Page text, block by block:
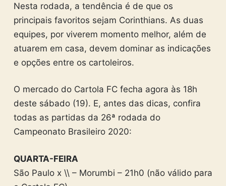
Nesta rodada, a tendência é de que os
principais favoritos sejam Corinthians. As duas
equipes, por viverem momento melhor, além de
atuarem em casa, devem dominar as indicações
e opções entre os cartoleiros.
O mercado do Cartola FC fecha agora às 18h
deste sábado (19). E, antes das dicas, confira
todas as partidas da 26ª rodada do
Campeonato Brasileiro 2020:
QUARTA-FEIRA
São Paulo x \\ – Morumbi – 21h0 (não válido para